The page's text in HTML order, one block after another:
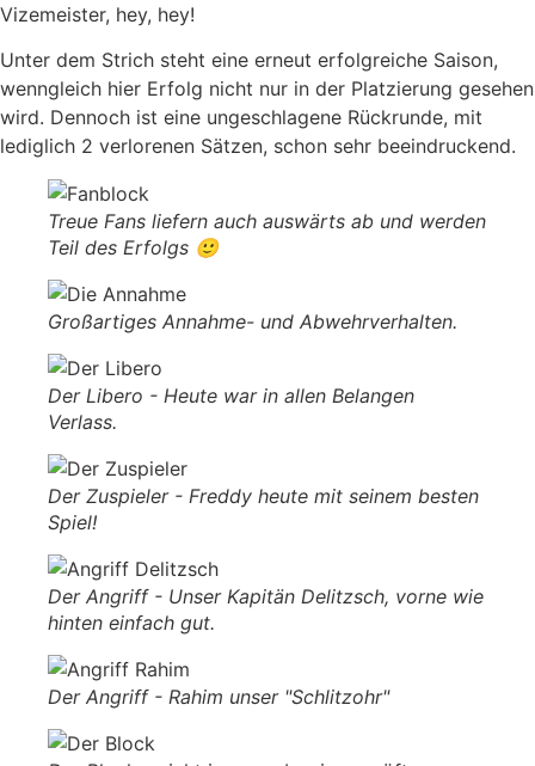
Vizemeister, hey, hey!
Unter dem Strich steht eine erneut erfolgreiche Saison,
wenngleich hier Erfolg nicht nur in der Platzierung gesehen
wird. Dennoch ist eine ungeschlagene Rückrunde, mit
lediglich 2 verlorenen Sätzen, schon sehr beeindruckend.
Treue Fans liefern auch auswärts ab und werden
Teil des Erfolgs 🙂
Großartiges Annahme- und Abwehrverhalten.
Der Libero - Heute war in allen Belangen
Verlass.
Der Zuspieler - Freddy heute mit seinem besten
Spiel!
Der Angriff - Unser Kapitän Delitzsch, vorne wie
hinten einfach gut.
Der Angriff - Rahim unser "Schlitzohr"